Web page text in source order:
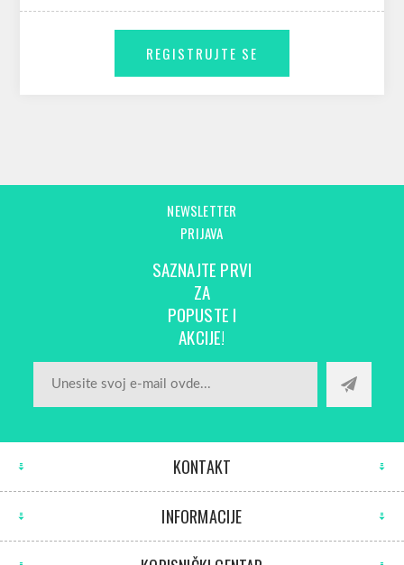
NEWSLETTER
PRIJAVA
SAZNAJTE PRVI
ZA
POPUSTE I
AKCIJE!
KONTAKT
INFORMACIJE